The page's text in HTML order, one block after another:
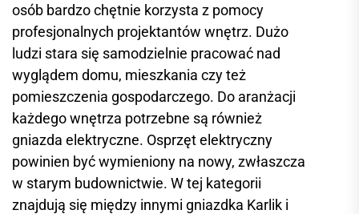
a
c
y
j
n
y
osób bardzo chętnie korzysta z pomocy
profesjonalnych projektantów wnętrz. Dużo
ludzi stara się samodzielnie pracować nad
wyglądem domu, mieszkania czy też
pomieszczenia gospodarczego. Do aranżacji
każdego wnętrza potrzebne są również
gniazda elektryczne. Osprzęt elektryczny
powinien być wymieniony na nowy, zwłaszcza
w starym budownictwie. W tej kategorii
znajdują się między innymi gniazdka Karlik i